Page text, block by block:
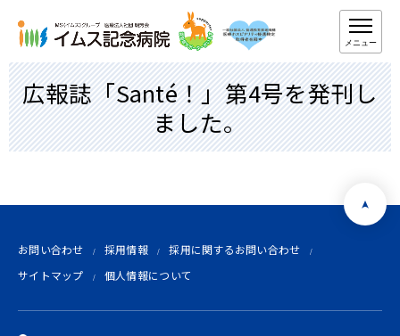
メニュー
広報誌「Santé！」第4号を発刊し
ました。
お問い合わせ 採用情報
採用に関するお問い合わせ
サイトマップ
個人情報について